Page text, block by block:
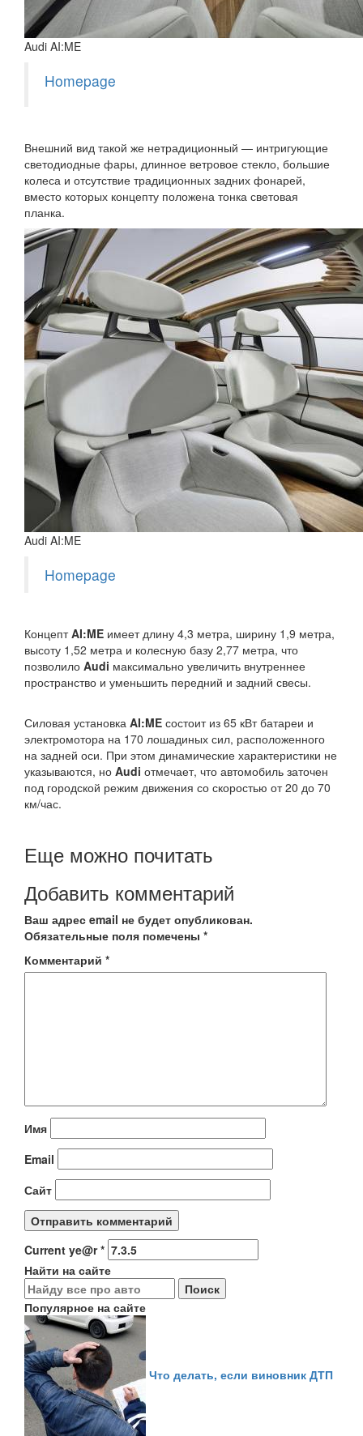
Audi AI:ME
Homepage
Внешний вид такой же нетрадиционный — интригующие
светодиодные фары, длинное ветровое стекло, большие
колеса и отсутствие традиционных задних фонарей,
вместо которых концепту положена тонка световая
планка.
Audi AI:ME
Homepage
КонцептAI:ME имеет длину 4,3 метра, ширину 1,9 метра,
высоту 1,52 метра и колесную базу 2,77 метра, что
позволило Audi максимально увеличить внутреннее
пространство и уменьшить передний и задний свесы.
Силовая установка AI:ME состоит из 65 кВт батареи и
электромотора на 170 лошадиных сил, расположенного
на задней оси. При этом динамические характеристики не
указываются, но Audi отмечает, что автомобиль заточен
под городской режим движения со скоростью от 20 до 70
км/час.
Еще можно почитать
Добавить комментарий
Ваш адрес email не будет опубликован.
Обязательные поля помечены *
Комментарий *
Имя
Email
Сайт
Current ye@r*
Найти на сайте
Популярное на сайте
Что делать, если виновник ДТП